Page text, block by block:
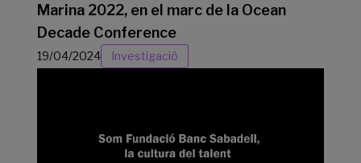
Marina 2022, en el marc de la Ocean
Decade Conference
19/04/2024 Investigació